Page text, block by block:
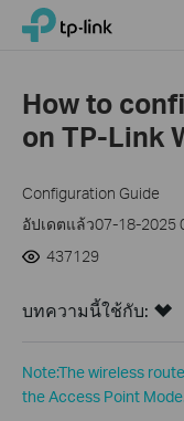
Click
navigation
TP-Link, Reliably Smart
How to
on TP-Link
Configuration Guide
อัปเดตแล้ว07-18-2025
437129
บทความนี้ใช้กับ:
Note:The wireless
the Access Point